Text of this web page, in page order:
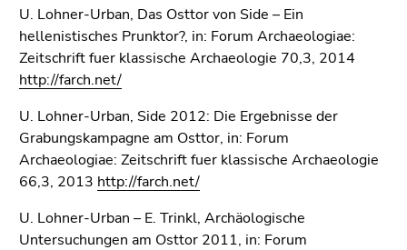
U. Lohner-Urban, Das Osttor von Side – Ein
hellenistisches Prunktor?, in: Forum Archaeologiae:
Zeitschrift fuer klassische Archaeologie 70,3, 2014
http://farch.net/
U. Lohner-Urban, Side 2012: Die Ergebnisse der
Grabungskampagne am Osttor, in: Forum
Archaeologiae: Zeitschrift fuer klassische Archaeologie
66,3, 2013 http://farch.net/
U. Lohner-Urban – E. Trinkl, Archäologische
Untersuchungen am Osttor 2011, in: Forum